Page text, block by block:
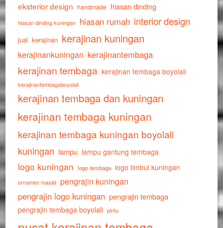
eksterior design handmade hiasan dinding
hiasan dinding kuningan hiasan rumah interior design
jual kerajinan kerajinan kuningan
kerajinankuningan kerajinantembaga
kerajinan tembaga kerajinan tembaga boyolali
kerajinantembagaboyolali
kerajinan tembaga dan kuningan
kerajinan tembaga kuningan
kerajinan tembaga kuningan boyolali
kuningan lampu lampu gantung tembaga
logo kuningan logo tembaga logo timbul kuningan
ornamen masjid pengrajin kuningan
pengrajin logo kuningan pengrajin tembaga
pengrajin tembaga boyolali pintu